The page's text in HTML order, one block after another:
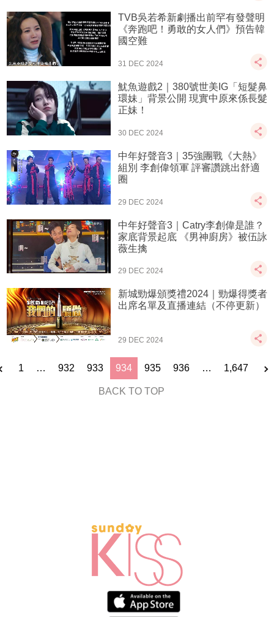
TVB吳若希新劇播出前罕有發聲明
《奔跑吧！勇敢的女人們》預告韓
國空難
31 DEC 2024
魷魚遊戲2｜380號世美IG「短髮鼻
環妹」背景公開 現實中原來係長髮
正妹！
30 DEC 2024
中年好聲音3｜35強團戰《大熱》
組別 李創偉領軍 評審讚跳出舒適
圈
29 DEC 2024
中年好聲音3｜Catry李創偉是誰？
家底背景起底 《男神廚房》被伍詠
薇生擒
29 DEC 2024
新城勁爆頒獎禮2024｜勁爆得獎者
出席名單及直播連結（不停更新）
29 DEC 2024
1 … 932 933 934 935 936 … 1,647
BACK TO TOP